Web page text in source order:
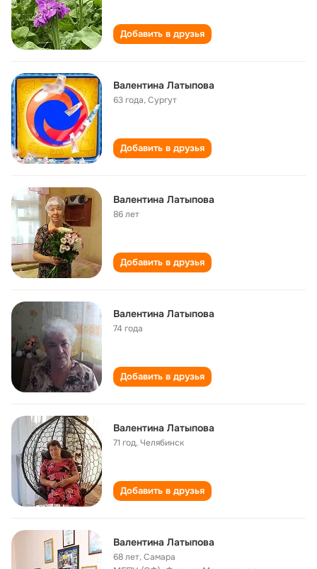
Добавить в друзья
Валентина Латыпова
63 года,Сургут
Добавить в друзья
Валентина Латыпова
86 лет
Добавить в друзья
Валентина Латыпова
74 года
Добавить в друзья
Валентина Латыпова
71 год,Челябинск
Добавить в друзья
Валентина Латыпова
68 лет,Самара